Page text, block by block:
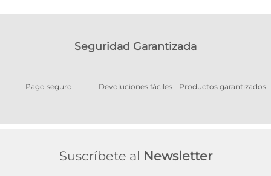
Seguridad Garantizada
Pago seguro Devoluciones fáciles Productos garantizados
Suscríbete al Newsletter